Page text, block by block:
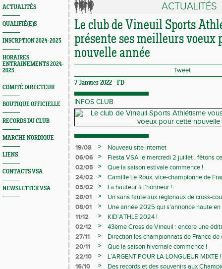
ACTUALITÉS
QUALIFIÉ(E)S
INSCRPTION 2024-2025
HORAIRES
ENTRAINEMENTS 2024-
2025
COMITÉ DIRECTEUR
BOUTIQUE OFFICIELLE
RECORDS DU CLUB
MARCHE NORDIQUE
LIENS
CONTACTS VSA
NEWSLETTER VSA
ACTUALITÉS
Le club de Vineuil Sports
présente ses meilleurs voeux
nouvelle année
Tweet
7 Janvier 2022 - FD
INFOS CLUB
19/08 >
Nouveau site internet
06/06
>
Fiesta VSA le mercredi 2 juillet : fêtons
02/05
>
Que la saison estivale commence !
24/02
>
Camille Le Roux, vice-championne de
05/02
>
La hauteur à l’honneur !
28/01
>
Un sans faute aux régionaux de cross-
08/01
>
Une année 2025 qui s’annonce haute
11/12
>
KID'ATHLE 2024 !
02/12
>
43ème Cross de Vineuil : encore une
27/11
>
Direction les championnats de France de
20/11
>
Que la saison hivernale commence !
22/10
>
L’ARGENT POUR LA LONGUEUR MIXTE !
16/10
>
Des records et des souvenirs aux